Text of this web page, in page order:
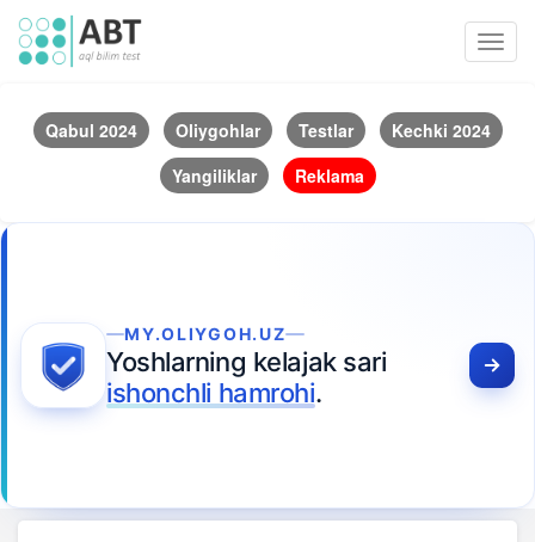
Qabul 2024 Oliygohlar Testlar
Kechki 2024
Yangiliklar
Reklama
MY.OLIYGOH.UZ
Yoshlarning kelajak sari
ishonchli hamrohi.